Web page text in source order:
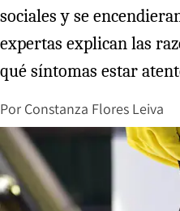
sociales y se
expertas explican las
qué síntomas estar
Por Constanza Flores Leiva